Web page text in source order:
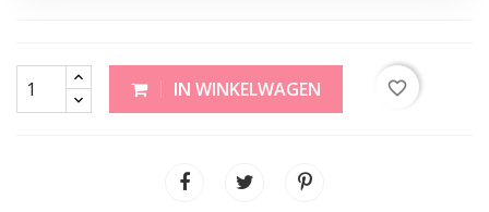
IN WINKELWAGEN favorite_border